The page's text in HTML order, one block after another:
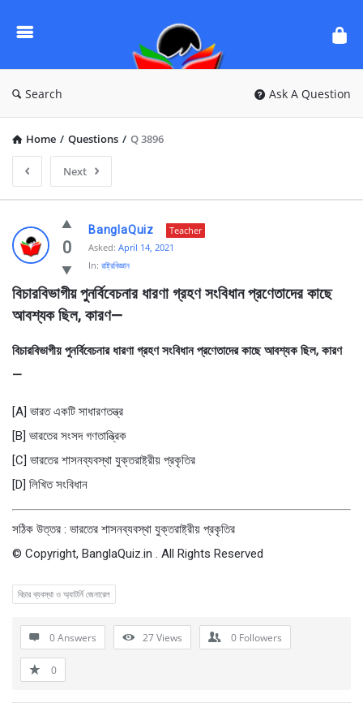
Questions
Search Ask A Question
Home / Questions / Q 3896
Next
Ask
Questions
BanglaQuiz
Latest
Questions
0
BanglaQuiz
Teacher
Asked: April 14, 2021
In: রাষ্ট্রবিজ্ঞান
বিচারবিভাগীয় পুনর্বিবেচনার ধারণা গ্রহণ সংবিধান প্রণেতাদের কাছে
আবশ্যক ছিল, কারণ—
বিচারবিভাগীয় পুনর্বিবেচনার ধারণা গ্রহণ সংবিধান প্রণেতাদের কাছে আবশ্যক ছিল, কারণ
—
[A] ভারত একটি সাধারণতন্ত্র
[B] ভারতের সংসদ গণতান্ত্রিক
[C] ভারতের শাসনব্যবস্থা যুক্তরাষ্ট্রীয় প্রকৃতির
[D] লিখিত সংবিধান
সঠিক উত্তর : ভারতের শাসনব্যবস্থা যুক্তরাষ্ট্রীয় প্রকৃতির
© Copyright, BanglaQuiz.in . All Rights Reserved
বিচার ব্যবস্থা ও অ্যাটর্নি জেনারেল
0 Answers 27Views 0 Followers
0